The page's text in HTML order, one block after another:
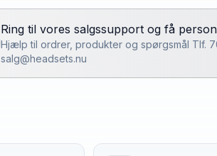
Ring til vores salgssupport og få
Hjælp til ordrer, produkter og spørgsmål Tlf.
salg@headsets.nu